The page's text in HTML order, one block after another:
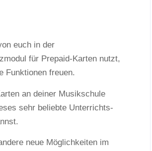
euch in der
für Prepaid-Karten nutzt,
Funktionen freuen.
an deiner Musikschule
sehr beliebte Unterrichts-
neue Möglichkeiten im